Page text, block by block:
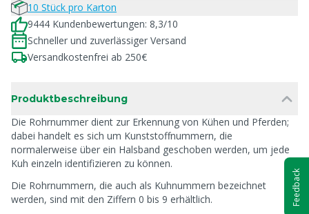
10 Stück pro Karton
9444 Kundenbewertungen: 8,3/10
Schneller und zuverlässiger Versand
Versandkostenfrei ab 250€
Produktbeschreibung
Die Rohrnummer dient zur Erkennung von Kühen und Pferden;
dabei handelt es sich um Kunststoffnummern, die
normalerweise über ein Halsband geschoben werden, um jede
Kuh einzeln identifizieren zu können.
Die Rohrnummern, die auch als Kuhnummern bezeichnet
werden, sind mit den Ziffern 0 bis 9 erhältlich.
Feedback